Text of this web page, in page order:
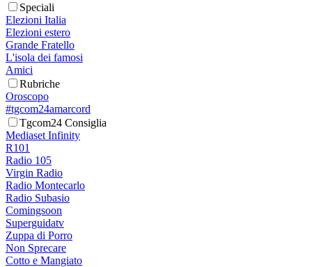
Speciali
Elezioni Italia
Elezioni estero
Grande Fratello
L'isola dei famosi
Amici
Rubriche
Oroscopo
#tgcom24amarcord
Tgcom24 Consiglia
Mediaset Infinity
R101
Radio 105
Virgin Radio
Radio Montecarlo
Radio Subasio
Comingsoon
Superguidatv
Zuppa di Porro
Non Sprecare
Cotto e Mangiato